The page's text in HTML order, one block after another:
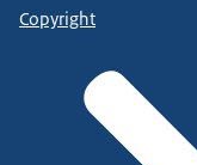
Copyright